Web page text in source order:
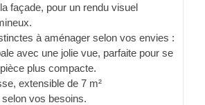
façade, pour un rendu visuel
à aménager selon vos envies :
avec une jolie vue, parfaite pour se
plus compacte.
extensible de 7 m²
vos besoins.